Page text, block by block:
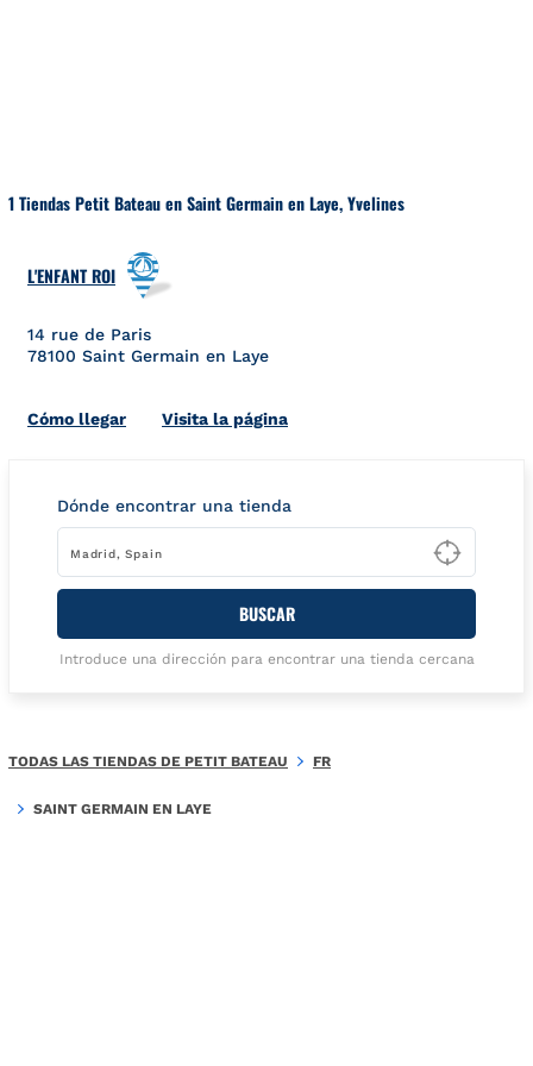
1 Tiendas Petit Bateau en Saint Germain en Laye, Yvelines
L'ENFANT ROI
14 rue de Paris
78100 Saint Germain en Laye
Cómo llegarLink Opens in New Tab
Visita la página
Dónde encontrar una tienda
Type
BUSCAR
Introduce una dirección para encontrar una tienda cercana
TODAS LAS TIENDAS DE PETIT BATEAU FR
SAINT GERMAIN EN LAYE